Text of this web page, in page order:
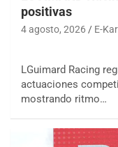
positivas
4 agosto, 2026 E-
LGuimard Racing
actuaciones
mostrando ritmo…